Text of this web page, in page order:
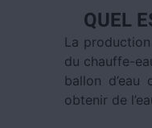
QUEL
La
du chauffe-
ballon
obtenir de